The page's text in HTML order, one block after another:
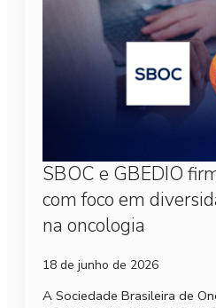
SBOC e GBEDIO
com foco em
na oncologia
18 de junho de 2026
A Sociedade Brasileira de